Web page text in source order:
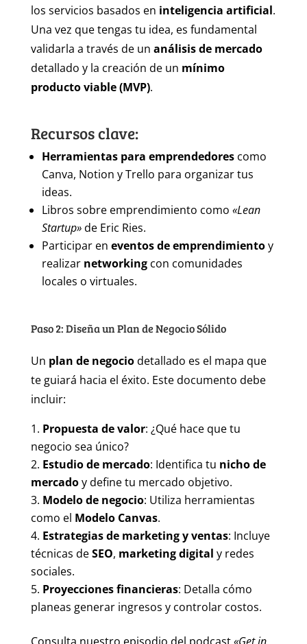
los servicios basados en inteligencia artificial.
Una vez que tengas tu idea, es fundamental
validarla a través de un análisis de mercado
detallado y la creación de un mínimo
producto viable (MVP).
Recursos clave:
Herramientas para emprendedorescomo
Canva, Notion y Trello para organizar tus
ideas.
Libros sobre emprendimiento como «Lean
Startup»de Eric Ries.
Participar en eventos de emprendimientoy
realizar networkingcon comunidades
locales o virtuales.
Paso 2: Diseña un Plan de Negocio Sólido
Un plan de negociodetallado es el mapa que
te guiará hacia el éxito. Este documento debe
incluir:
Propuesta de valor: ¿Qué hace que tu
negocio sea único?
Estudio de mercado: Identifica tu nicho de
mercadoy define tu mercado objetivo.
Modelo de negocio: Utiliza herramientas
como el Modelo Canvas.
Estrategias de marketing y ventas: Incluye
técnicas deSEO, marketing digital y redes
sociales.
Proyecciones financieras: Detalla cómo
planeas generar ingresos y controlar costos.